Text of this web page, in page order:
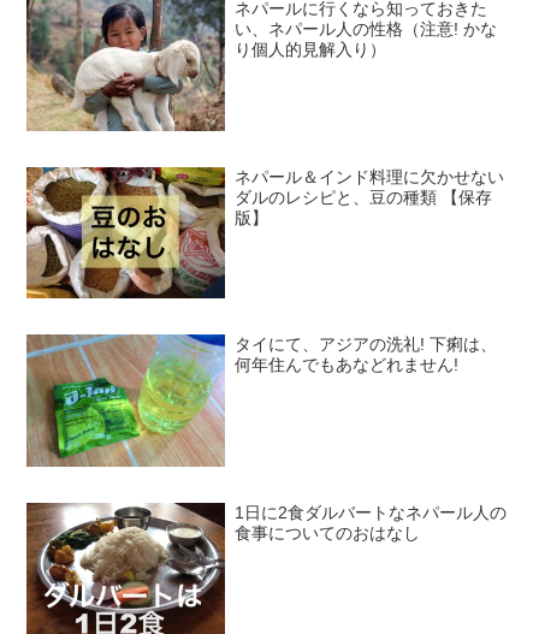
ネパールに行くなら知っておきた
い、ネパール人の性格（注意! かな
り個人的見解入り）
ネパール＆インド料理に欠かせない
ダルのレシピと、豆の種類 【保存
版】
タイにて、アジアの洗礼! 下痢は、
何年住んでもあなどれません!
1日に2食ダルバートなネパール人の
食事についてのおはなし